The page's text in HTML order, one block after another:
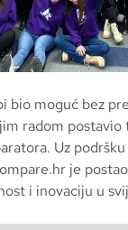
bio moguć bez
radom postavio
Uz
je
i inovaciju u